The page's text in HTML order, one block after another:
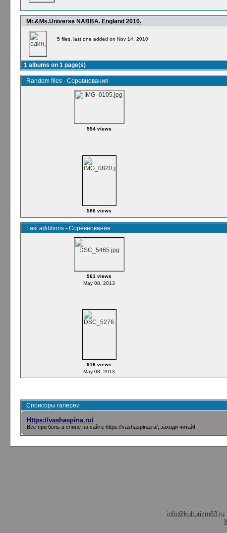
Mr.&Ms.Universe NABBA. England 2010.
5 files, last one added on Nov 14, 2010
1 albums on 1 page(s)
Random files - Соревнования
554 views
586 views
Last additions - Соревнования
961 views
May 08, 2013
916 views
May 08, 2013
Спонсоры галереи
Https://vashaspina.ru/
Все про боль в спине на сайте https://vashaspina.ru/, заходи читай!
info@kulturizm63.ru